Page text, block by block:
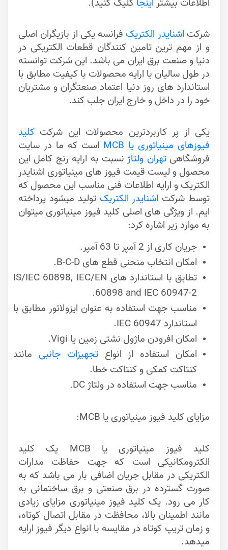
اطلاعات بیشتر اینجا کلیک کنید).
شرکت اشنایدر الکتریک فرانسه یکی از بازیگران اصلی
و از مهم ترین تامین کنندگان قطعات الکتریکی در
دنیا و صنعت برق ایران می‌ باشد. این شرکت توانسته
در طول سالیان با ارایه محصولات با کیفیت مطابق با
استاندارد های روز دنیا اعتماد صنعتگران و مشتریان
خود را در داخل و خارج ایران جلب کند.
یکی از پر کاربردترین محصولات این شرکت کلید
فیوزهای مینیاتوری یا MCB
است که ما در سایت
فروشگاهیتهران ولتاژ نسبت به ارایه رنج کامل این
محصول و لیست قیمت فیوز های مینیاتوری اشنایدر
الکتریک و ارایه اطلاعات فنی مناسب این محصول که
توسط شرکت اشنایدر الکتریک تولید میشود پرداخته
ایم. از ویژگی های اصلی کلید فیوز مینیاتوری میتوان
به موارد زیر اشاره کرد:
جریان کاری از 2 آمپر تا 63 آمپر.
امکان انتخاب منحنی قطع های B-C-D.
تطابق با استاندارد های IS/IEC 60898, IEC/EN
60898 and IEC 60947-2.
مناسب جهت استفاده به عنوان ایزولاتور مطابق با
استاندارد IEC 60947.
امکان افرودن ماژول نشتی زمین یا Vigi.
امکان استفاده از انواعتجهیزات جانبی مانند
کنتاکت کمکی و کنتاکت خطا.
مناسب جهت استفاده در ولتاژ DC.
مزایای کلید فیوز مینیاتوری یا MCB:
کلید فیوز مینیاتوری یا MCB یک کلید
الکترومکانیکی است که جهت حفاظت مدارات
الکتریکی در مقابل جریان اضافی بار می باشد که به
صورت گسترده در برق صنعتی و برق ساختمانی به
کار می رود. یک کلید فیوز مینیاتوری مزایای زیادی
مانند اطمینان بالا، محافظت در مقابل اتصال کوتاه،
و زمان تریپ کوتاه در مقایسه با انواع دیگر فیوز ارایه
میدهد.